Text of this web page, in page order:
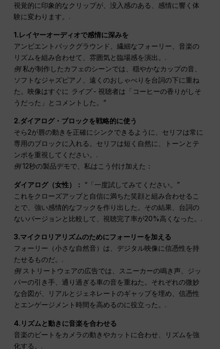
視覚的に印象的なクリップが、没入感のある、感情に響く体
験に変わります。.
1.レイヤーオーディオで感情に深みを
アンビエントバックグラウンド、繊細なフォーリー、音楽の
リズムを組み合わせて、雰囲気と臨場感を演出。.
例私が制作したカフェのシーンでは、穏やかなカップの音、
ソフトなジャズピアノ、遠くのおしゃべりを台詞の下に重ね
た。映像はすぐに ライブ- 視聴者は「コーヒーの香りがしそ
うだった」とコメントした。“
2.ダイアログ・ブロックを戦略的に使う
そら2が唇の動きを正確にシンクできるように、セリフは常に
専用のブロックに入れる。セリフは短く自然に、トーンとテ
ンポを重視してください。.
例12秒の製品デモで、私はこう付け加えた：
ダイアログ（女性）： “「一度試してみてください。”
これをクローズアップと自信に満ちた笑顔と組み合わせるこ
とで、強い感情的なフックを作り出した。その結果、台詞の
ないバージョンと比較して、視聴完了率が20%高くなった。.
3.マイクロリアリズムのためにフォーリーを加える
フォーリー（小さな自然音）は、デジタル映像に信憑性を持
たせるものだ。.
例ストリートウェアの広告では、スニーカーの鳴き声、ジッ
パーの引き手、通り過ぎる車の音を重ねた。それぞれの微妙
な合図が、リアルとジェネレートのギャップを埋め、信憑性
とエンゲージメント時間を高めるのに役立った。.
4.リズムと動きに音楽を合わせる
音楽のビートをカメラの動きやカットに合わせ、リズムを強
化する。.